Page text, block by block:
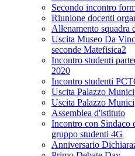
Secondo incontro
Riunione docenti
Allenamento squadra
Uscita Museo Da
seconde Matefisica2
Incontro studenti
2020
Incontro studenti
Uscita Palazzo
Uscita Palazzo
Assemblea d'istituto
Incontro con Sindaco
gruppo studenti 4G
Anniversario